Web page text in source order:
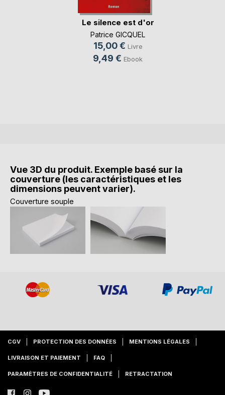
Le silence est d'or
Patrice GICQUEL
15,00 € Livre
9,49 € Ebook
Vue 3D du produit. Exemple basé sur la
couverture (les caractéristiques et les
dimensions peuvent varier).
Couverture souple
CGV PROTECTION DES DONNÉES MENTIONS LÉGALES
LIVRAISON ET PAIEMENT FAQ
PARAMÈTRES DE CONFIDENTIALITÉ RETRACTATION